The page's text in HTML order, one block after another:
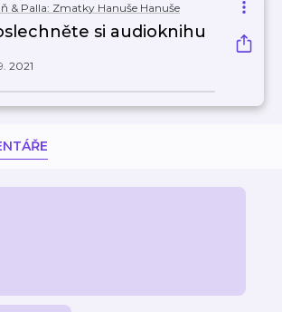
& Palla: Zmatky Hanuše Hanuše
si audioknihu
2021